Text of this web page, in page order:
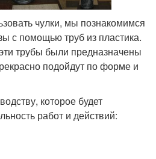
чулки, мы познакомимся
с помощью труб из пластика.
трубы были предназначены
подойдут по форме и
которое будет
работ и действий: